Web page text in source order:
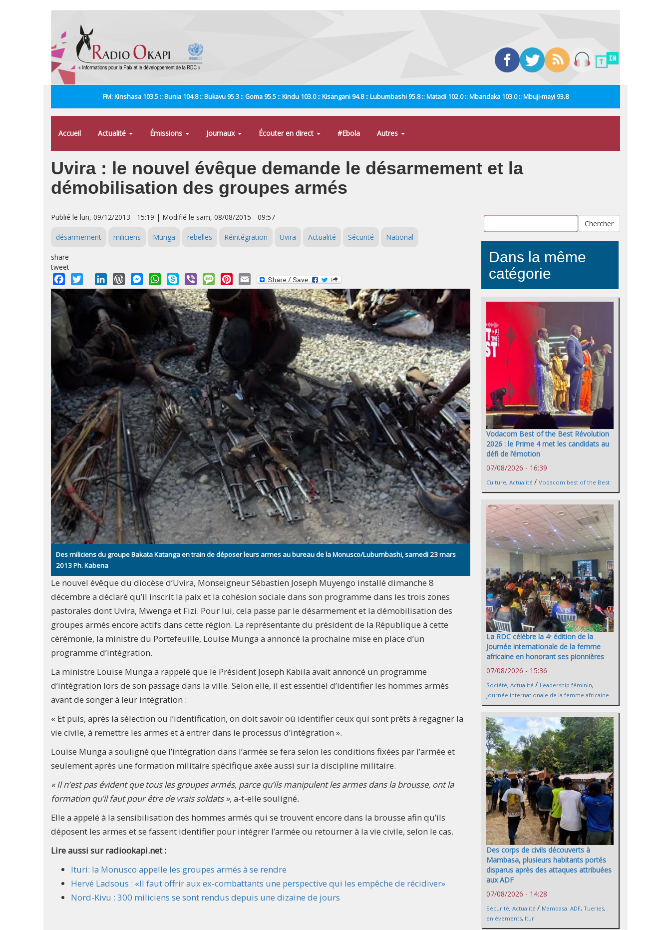
FM: Kinshasa 103.5 :: Bunia 104.8 :: Bukavu 95.3 :: Goma 95.5 :: Kindu 103.0 :: Kisangani 94.8 :: Lubumbashi 95.8 :: Matadi 102.0 :: Mbandaka 103.0 :: Mbuji-mayi 93.8
Accueil Actualité Émissions Journaux Écouter en direct #Ebola Autres
Uvira : le nouvel évêque demande le désarmement et la
démobilisation des groupes armés
Publié le lun, 09/12/2013 - 15:19 | Modifié le sam, 08/08/2015 - 09:57
désarmement miliciens Munga rebelles Réintégration Uvira Actualité Sécurité National
share
tweet
Facebook
Twitter LinkedInWordPressMessengerWhatsApp
Skype Viber MessagePinterest
Email
Des miliciens du groupe Bakata Katanga en train de déposer leurs armes au bureau de la Monusco/Lubumbashi, samedi 23 mars
2013 Ph. Kabena
Le nouvel évêque du diocèse d’Uvira, Monseigneur Sébastien Joseph Muyengo installé dimanche 8
décembre a déclaré qu’il inscrit la paix et la cohésion sociale dans son programme dans les trois zones
pastorales dont Uvira, Mwenga et Fizi. Pour lui, cela passe par le désarmement et la démobilisation des
groupes armés encore actifs dans cette région. La représentante du président de la République à cette
cérémonie, la ministre du Portefeuille, Louise Munga a annoncé la prochaine mise en place d’un
programme d’intégration.
La ministre Louise Munga a rappelé que le Président Joseph Kabila avait annoncé un programme
d’intégration lors de son passage dans la ville. Selon elle, il est essentiel d’identifier les hommes armés
avant de songer à leur intégration :
« Et puis, après la sélection ou l’identification, on doit savoir où identifier ceux qui sont prêts à regagner la
vie civile, à remettre les armes et à entrer dans le processus d’intégration ».
Louise Munga a souligné que l’intégration dans l’armée se fera selon les conditions fixées par l’armée et
seulement après une formation militaire spécifique axée aussi sur la discipline militaire.
« Il n’est pas évident que tous les groupes armés, parce qu’ils manipulent les armes dans la brousse, ont la
formation qu’il faut pour être de vrais soldats »,a-t-elle souligné.
Elle a appelé à la sensibilisation des hommes armés qui se trouvent encore dans la brousse afin qu’ils
déposent les armes et se fassent identifier pour intégrer l’armée ou retourner à la vie civile, selon le cas.
Lire aussi sur radiookapi.net :
Ituri: la Monusco appelle les groupes armés à se rendre
Hervé Ladsous : «Il faut offrir aux ex-combattants une perspective qui les empêche de récidiver»
Nord-Kivu : 300 miliciens se sont rendus depuis une dizaine de jours
Chercher
Dans la même
catégorie
Vodacom Best of the Best Révolution
2026 : le Prime 4 met les candidats au
défi de l’émotion
07/08/2026 - 16:39
Culture, Actualité / Vodacom best of the Best
La RDC célèbre la 4ᵉ édition de la
Journée internationale de la femme
africaine en honorant ses pionnières
07/08/2026 - 15:36
Société, Actualité / Leadership féminin,
journée internationale de la femme africaine
Des corps de civils découverts à
Mambasa, plusieurs habitants portés
disparus après des attaques attribuées
aux ADF
07/08/2026 - 14:28
Sécurité, Actualité / Mambasa. ADF, Tueries,
enlèvements, Ituri